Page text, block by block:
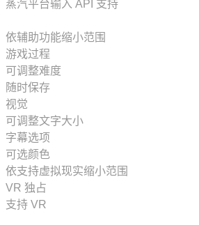
黑暗
拟真
竞速
悬疑
线性
多结局
开放世界
在线合作
生存
角色自定义
喜剧
卡通风格
可以仅用键盘
可以仅用鼠标
朗读游戏菜单
#category_playable_at_your_own_pace
无需应对快速反应事件
#category_playable_without_vision
随时保存
字幕选项
环绕声
可以仅用触控
蒸汽平台云
包括 Source SDK
可用 HDR
蒸汽平台输入 API 支持
依辅助功能缩小范围
游戏过程
可调整难度
随时保存
视觉
可调整文字大小
字幕选项
可选颜色
视角舒适度
无需视觉也可游玩
对比度控制
依支持虚拟现实缩小范围
VR 独占
支持 VR